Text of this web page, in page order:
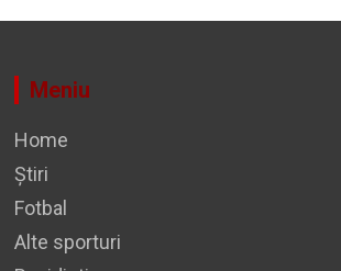
Meniu
Home
Știri
Fotbal
Alte sporturi